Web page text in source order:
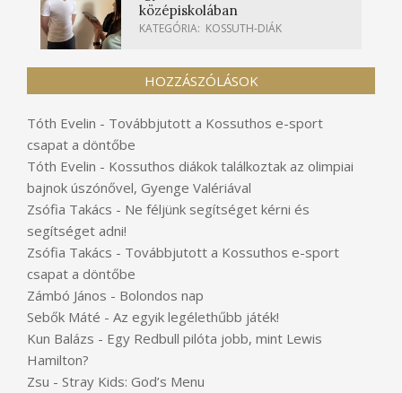
középiskolában
KATEGÓRIA: KOSSUTH-DIÁK
HOZZÁSZÓLÁSOK
Tóth Evelin - Továbbjutott a Kossuthos e-sport
csapat a döntőbe
Tóth Evelin - Kossuthos diákok találkoztak az olimpiai
bajnok úszónővel, Gyenge Valériával
Zsófia Takács - Ne féljünk segítséget kérni és
segítséget adni!
Zsófia Takács - Továbbjutott a Kossuthos e-sport
csapat a döntőbe
Zámbó János - Bolondos nap
Sebők Máté - Az egyik legélethűbb játék!
Kun Balázs - Egy Redbull pilóta jobb, mint Lewis
Hamilton?
Zsu - Stray Kids: God’s Menu